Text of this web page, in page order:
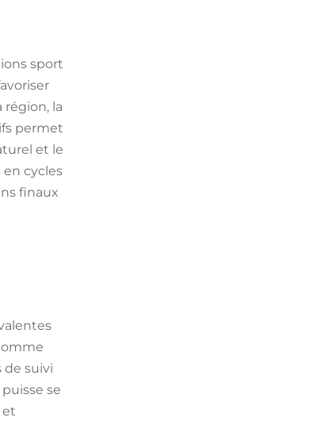
sport
région, la
permet
et le
cycles
finaux
de suivi
se
et